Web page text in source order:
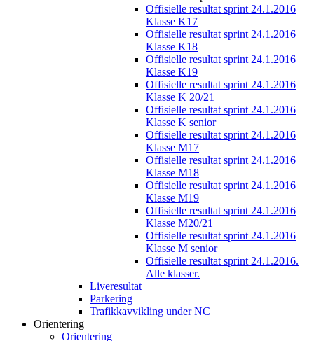
Offisielle resultat sprint 24.1.2016
Klasse K17
Offisielle resultat sprint 24.1.2016
Klasse K18
Offisielle resultat sprint 24.1.2016
Klasse K19
Offisielle resultat sprint 24.1.2016
Klasse K 20/21
Offisielle resultat sprint 24.1.2016
Klasse K senior
Offisielle resultat sprint 24.1.2016
Klasse M17
Offisielle resultat sprint 24.1.2016
Klasse M18
Offisielle resultat sprint 24.1.2016
Klasse M19
Offisielle resultat sprint 24.1.2016
Klasse M20/21
Offisielle resultat sprint 24.1.2016
Klasse M senior
Offisielle resultat sprint 24.1.2016.
Alle klasser.
Liveresultat
Parkering
Trafikkavvikling under NC
Orientering
Orientering